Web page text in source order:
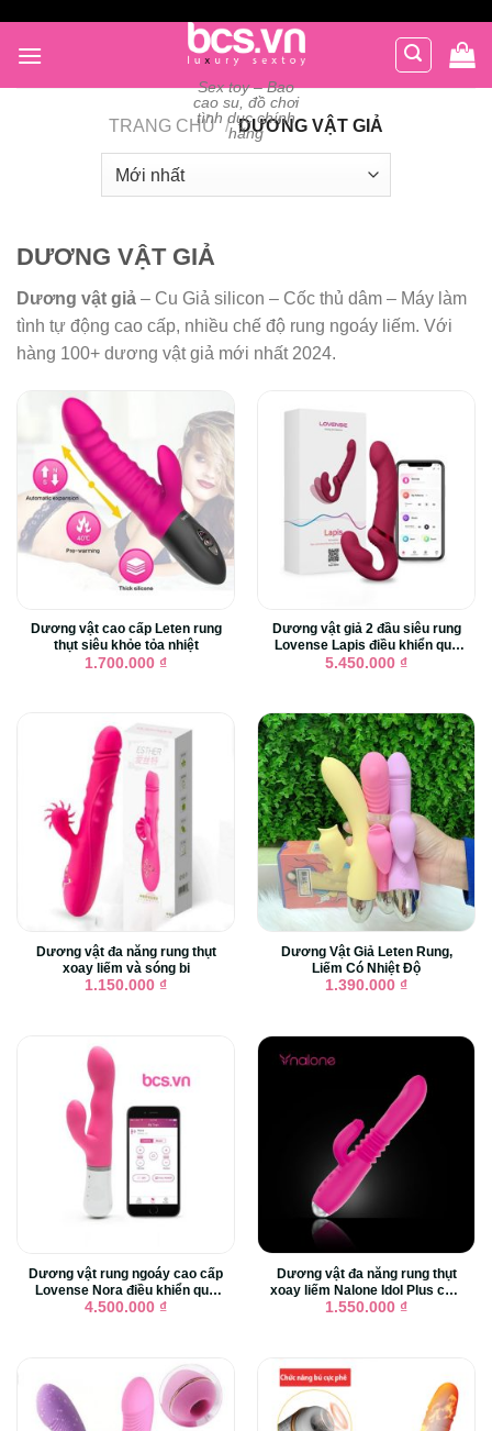
nội
Sex toy – Bao
cao su, đồ chơi
tình dục chính
hãng
TRANG CHỦ / DƯƠNG VẬT GIẢ
DƯƠNG VẬT GIẢ
Dương vật giả – Cu Giả silicon – Cốc thủ dâm – Máy làm
tình tự động cao cấp, nhiều chế độ rung ngoáy liếm. Với
hàng 100+ dương vật giả mới nhất 2024.
Dương vật cao cấp Leten rung
thụt siêu khỏe tỏa nhiệt
1.700.000 ₫
Dương vật giả 2 đầu siêu rung
Lovense Lapis điều khiển qua
app
5.450.000 ₫
Dương vật đa năng rung thụt
xoay liếm và sóng bi
1.150.000 ₫
Dương Vật Giả Leten Rung,
Liếm Có Nhiệt Độ
1.390.000 ₫
Dương vật rung ngoáy cao cấp
Lovense Nora điều khiển qua
app
4.500.000 ₫
Dương vật đa năng rung thụt
xoay liếm Nalone Idol Plus cực
phê
1.550.000 ₫